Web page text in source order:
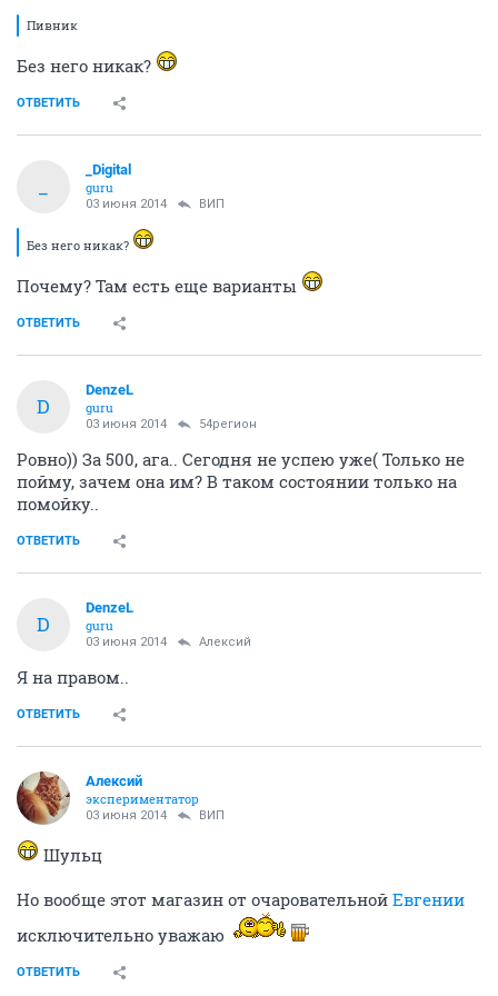
Пивник
Без него никак?
ОТВЕТИТЬ
_Digital
guru
03 июня 2014 ВИП
Без него никак?
Почему? Там есть еще варианты
ОТВЕТИТЬ
D
DenzeL
guru
03 июня 2014 54регион
Ровно)) За 500, ага.. Сегодня не успею уже( Только не
пойму, зачем она им? В таком состоянии только на
помойку..
ОТВЕТИТЬ
D
DenzeL
guru
03 июня 2014 Алексий
Я на правом..
ОТВЕТИТЬ
Алексий
экспериментатор
03 июня 2014 ВИП
Шульц
Но вообще этот магазин от очаровательной Евгении
исключительно уважаю
ОТВЕТИТЬ